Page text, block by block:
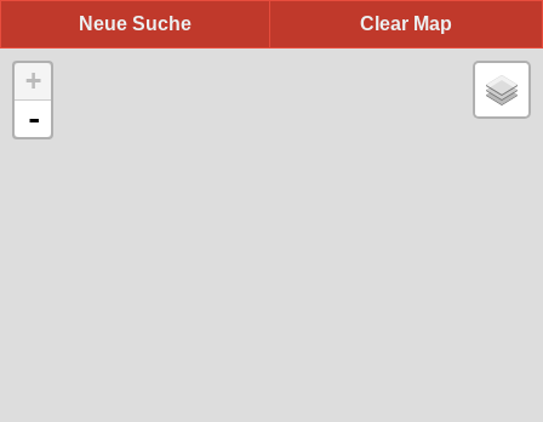
Clear Map
Neue Suche
+
-